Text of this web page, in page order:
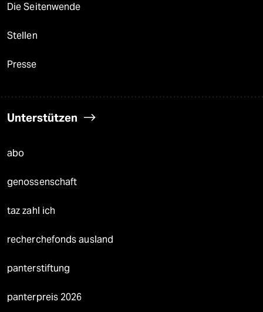
Die Seitenwende
Stellen
Presse
Unterstützen
abo
genossenschaft
taz zahl ich
recherchefonds ausland
panterstiftung
panterpreis 2026